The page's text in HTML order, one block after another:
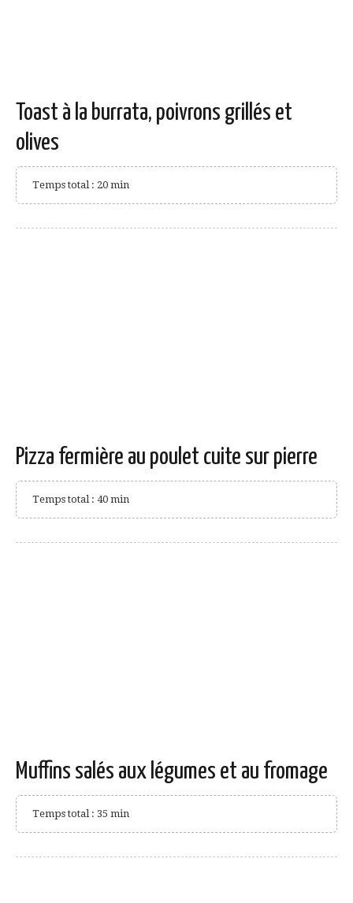
Toast à la burrata, poivrons grillés et
olives
Temps total : 20 min
Pizza fermière au poulet cuite sur pierre
Temps total : 40 min
Muffins salés aux légumes et au fromage
Temps total : 35 min